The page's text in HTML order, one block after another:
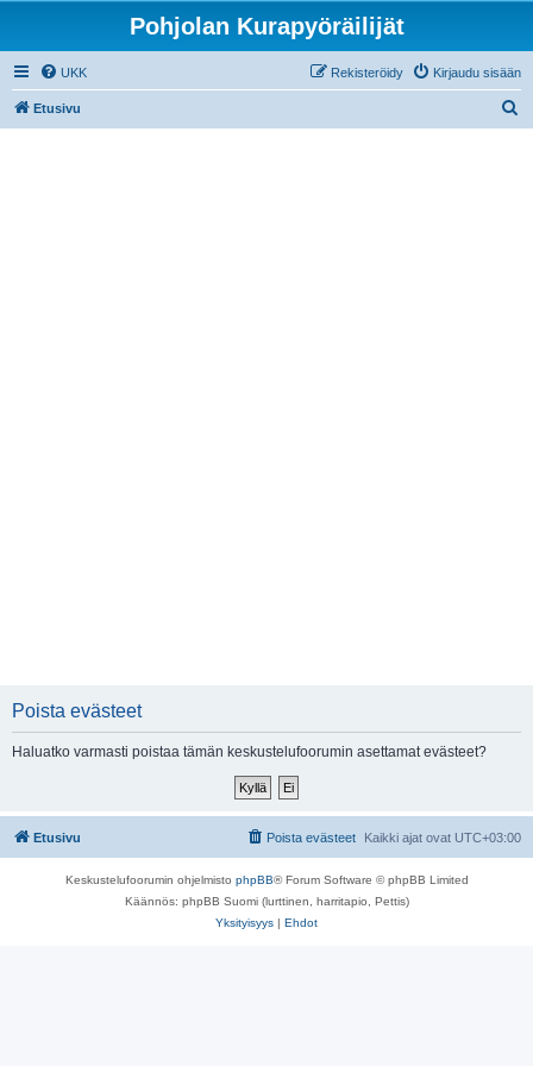
Pohjolan Kurapyöräilijät
UKK Kirjaudu sisään
Rekisteröidy
Etusivu
Poista evästeet
Haluatko varmasti poistaa tämän keskustelufoorumin asettamat evästeet?
Etusivu Kaikki ajat ovat UTC+03:00
Poista evästeet
Keskustelufoorumin ohjelmisto phpBB® Forum Software © phpBB Limited
Käännös: phpBB Suomi (lurttinen, harritapio, Pettis)
Yksityisyys | Ehdot